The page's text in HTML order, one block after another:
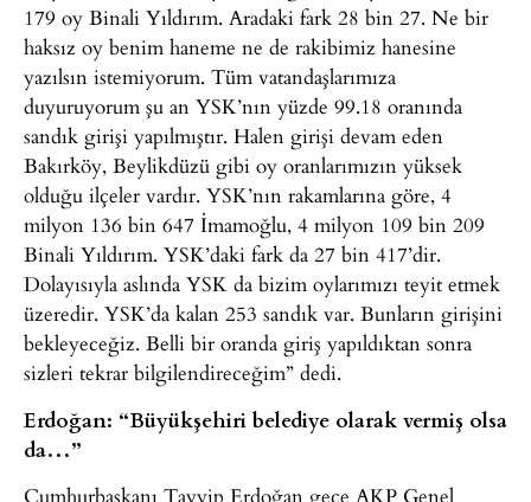
179 oy Binali Yıldırım. Aradaki fark 28 bin 27. Ne bir
haksız oy benim haneme ne de rakibimiz hanesine
yazılsın istemiyorum. Tüm vatandaşlarımıza
duyuruyorum şu an YSK’nın yüzde 99.18 oranında
sandık girişi yapılmıştır. Halen girişi devam eden
Bakırköy, Beylikdüzü gibi oy oranlarımızın yüksek
olduğu ilçeler vardır. YSK’nın rakamlarına göre, 4
milyon 136 bin 647 İmamoğlu, 4 milyon 109 bin 209
Binali Yıldırım. YSK’daki fark da 27 bin 417’dir.
Dolayısıyla aslında YSK da bizim oylarımızı teyit etmek
üzeredir. YSK’da kalan 253 sandık var. Bunların girişini
bekleyeceğiz. Belli bir oranda giriş yapıldıktan sonra
sizleri tekrar bilgilendireceğim” dedi.
Erdoğan: “Büyükşehiri belediye olarak vermiş olsa
da…”
Cumhurbaşkanı Tayyip Erdoğan gece AKP Genel